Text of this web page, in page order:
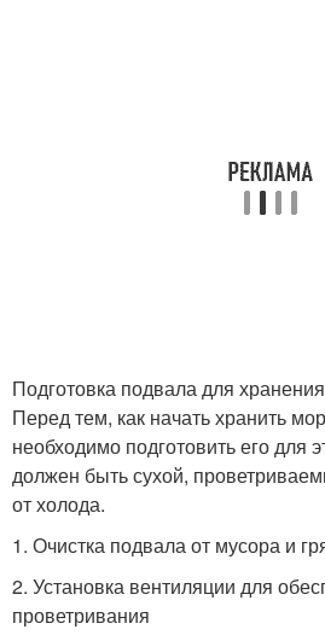
Подготовка подвала для
Перед тем, как начать хранить
необходимо подготовить его для
должен быть сухой,
от холода.
1. Очистка подвала от мусора и
2. Установка вентиляции для
проветривания